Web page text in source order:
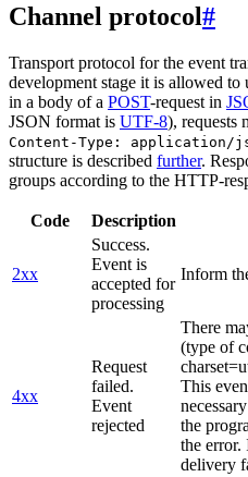
Channel protocol#
Transport protocol for the event
development stage it is allowed to
in a body of a POST-request in
JSON format is UTF-8), requests
Content-Type: application/
structure is described further.
groups according to the HTTP-
Code Description
2xx
Success.
Event is
accepted for
processing
Inform
4xx
Request
failed.
Event
rejected
There
(type of
This
the
the error.
delivery